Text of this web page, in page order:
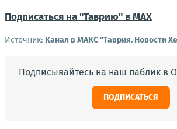
Подписаться на "Таврию" в MAX
Источник: Канал в МАКС "Таврия. Новости
Подписывайтесь на наш паблик в
ПОДПИСАТЬСЯ